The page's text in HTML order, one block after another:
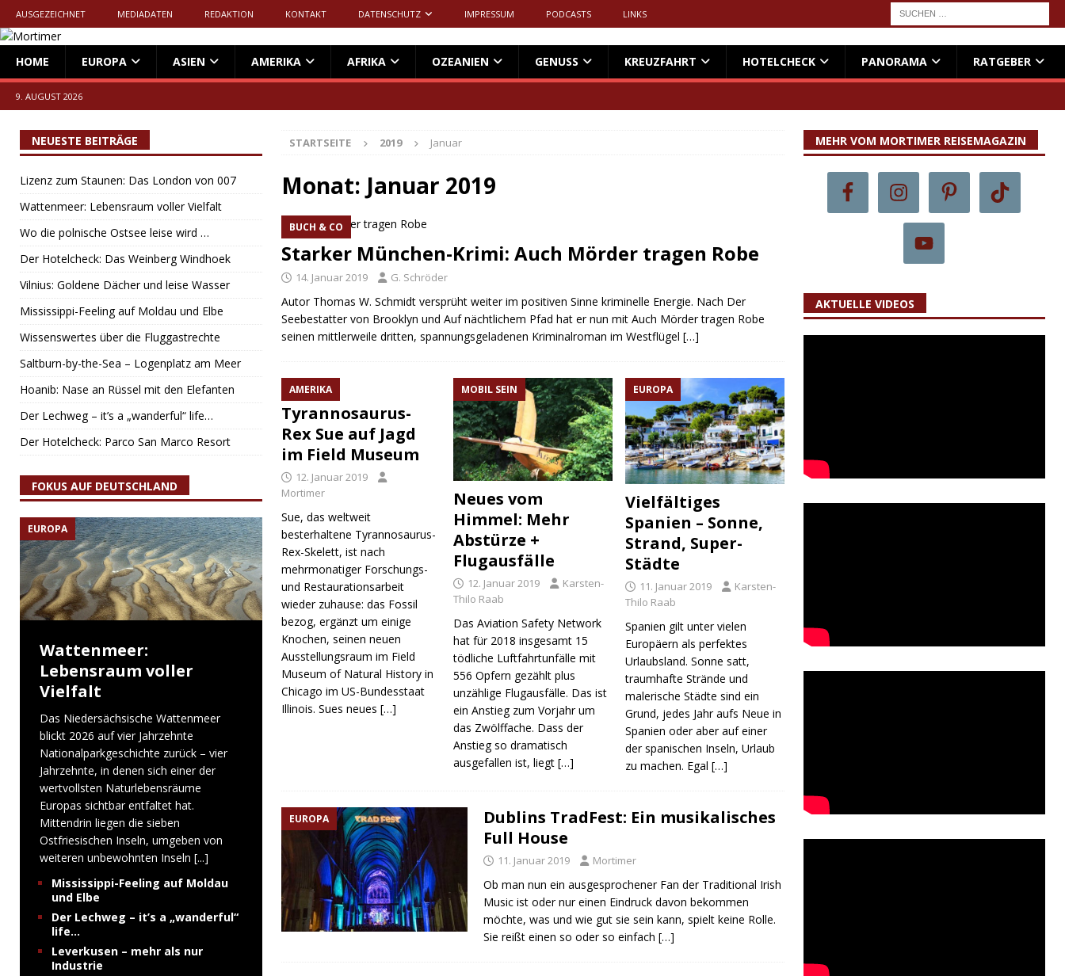
AUSGEZEICHNET MEDIADATEN REDAKTION KONTAKT DATENSCHUTZ IMPRESSUM PODCASTS LINKS
HOME EUROPA ASIEN AMERIKA AFRIKA OZEANIEN GENUSS KREUZFAHRT HOTELCHECK PANORAMA RATGEBER
9. AUGUST 2026
STARTSEITE 2019 Januar
Monat: Januar 2019
BUCH & CO
Starker München-Krimi: Auch Mörder tragen Robe
14. Januar 2019 G. Schröder
Autor Thomas W. Schmidt versprüht weiter im positiven Sinne kriminelle Energie. Nach Der
Seebestatter von Brooklyn und Auf nächtlichem Pfad hat er nun mit Auch Mörder tragen Robe
seinen mittlerweile dritten, spannungsgeladenen Kriminalroman im Westflügel […]
AMERIKA
Tyrannosaurus-
Rex Sue auf Jagd
im Field Museum
12. Januar 2019
Mortimer
Sue, das weltweit
besterhaltene Tyrannosaurus-
Rex-Skelett, ist nach
mehrmonatiger Forschungs-
und Restaurationsarbeit
wieder zuhause: das Fossil
bezog, ergänzt um einige
Knochen, seinen neuen
Ausstellungsraum im Field
Museum of Natural History in
Chicago im US-Bundesstaat
Illinois. Sues neues […]
MOBIL SEIN
Neues vom
Himmel: Mehr
Abstürze +
Flugausfälle
12. Januar 2019
Karsten-
Thilo Raab
Das Aviation Safety Network
hat für 2018 insgesamt 15
tödliche Luftfahrtunfälle mit
556 Opfern gezählt plus
unzählige Flugausfälle. Das ist
ein Anstieg zum Vorjahr um
das Zwölffache. Dass der
Anstieg so dramatisch
ausgefallen ist, liegt […]
EUROPA
Vielfältiges
Spanien – Sonne,
Strand, Super-
Städte
11. Januar 2019
Karsten-
Thilo Raab
Spanien gilt unter vielen
Europäern als perfektes
Urlaubsland. Sonne satt,
traumhafte Strände und
malerische Städte sind ein
Grund, jedes Jahr aufs Neue in
Spanien oder aber auf einer
der spanischen Inseln, Urlaub
zu machen. Egal […]
EUROPA
Dublins TradFest: Ein musikalisches
Full House
11. Januar 2019 Mortimer
Ob man nun ein ausgesprochener Fan der Traditional Irish
Music ist oder nur einen Eindruck davon bekommen
möchte, was und wie gut sie sein kann, spielt keine Rolle.
Sie reißt einen so oder so einfach […]
NEUESTE BEITRÄGE
Lizenz zum Staunen: Das London von 007
Wattenmeer: Lebensraum voller Vielfalt
Wo die polnische Ostsee leise wird …
Der Hotelcheck: Das Weinberg Windhoek
Vilnius: Goldene Dächer und leise Wasser
Mississippi-Feeling auf Moldau und Elbe
Wissenswertes über die Fluggastrechte
Saltburn-by-the-Sea – Logenplatz am Meer
Hoanib: Nase an Rüssel mit den Elefanten
Der Lechweg – it’s a „wanderful“ life…
Der Hotelcheck: Parco San Marco Resort
FOKUS AUF DEUTSCHLAND
EUROPA
Wattenmeer:
Lebensraum voller
Vielfalt
Das Niedersächsische Wattenmeer
blickt 2026 auf vier Jahrzehnte
Nationalparkgeschichte zurück – vier
Jahrzehnte, in denen sich einer der
wertvollsten Naturlebensräume
Europas sichtbar entfaltet hat.
Mittendrin liegen die sieben
Ostfriesischen Inseln, umgeben von
weiteren unbewohnten Inseln [...]
Mississippi-Feeling auf Moldau
und Elbe
Der Lechweg – it’s a „wanderful“
life…
Leverkusen – mehr als nur
Industrie
MEHR VOM MORTIMER REISEMAGAZIN
AKTUELLE VIDEOS